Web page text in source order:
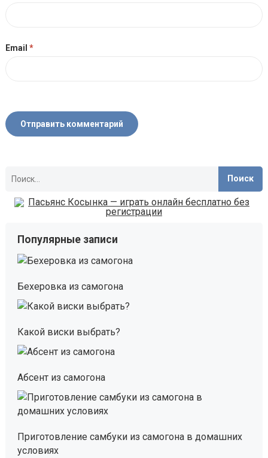
Email *
Популярные записи
Бехеровка из самогона
Какой виски выбрать?
Абсент из самогона
Приготовление самбуки из самогона в домашних
условиях